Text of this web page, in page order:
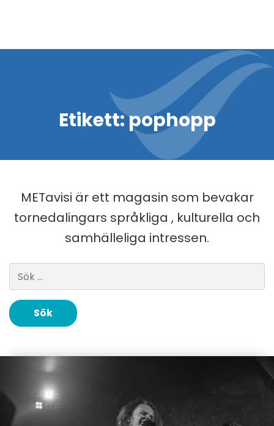
Etikett:pophopp
METavisi är ett magasin som bevakar
tornedalingars språkliga , kulturella och
samhälleliga intressen.
Sök efter: